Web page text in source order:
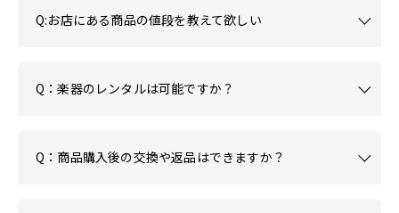
Q:お店にある商品の値段を教えて欲しい
Q：楽器のレンタルは可能ですか？
Q：商品購入後の交換や返品はできますか？